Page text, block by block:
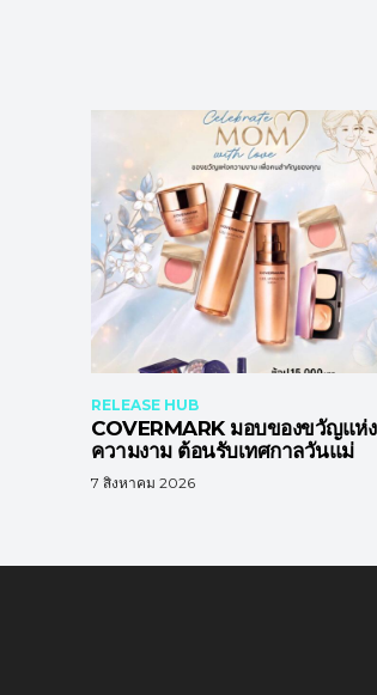
RELEASE HUB
COVERMARK มอบของขวัญแห่ง
ความงาม ต้อนรับเทศกาลวันแม่
7 สิงหาคม 2026